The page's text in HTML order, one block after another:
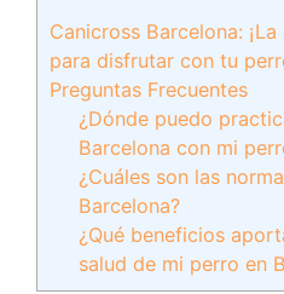
Canicross Barcelona:
para disfrutar con tu
Preguntas Frecuentes
¿Dónde puedo
Barcelona con mi
¿Cuáles son las
Barcelona?
¿Qué beneficios
salud de mi perro en